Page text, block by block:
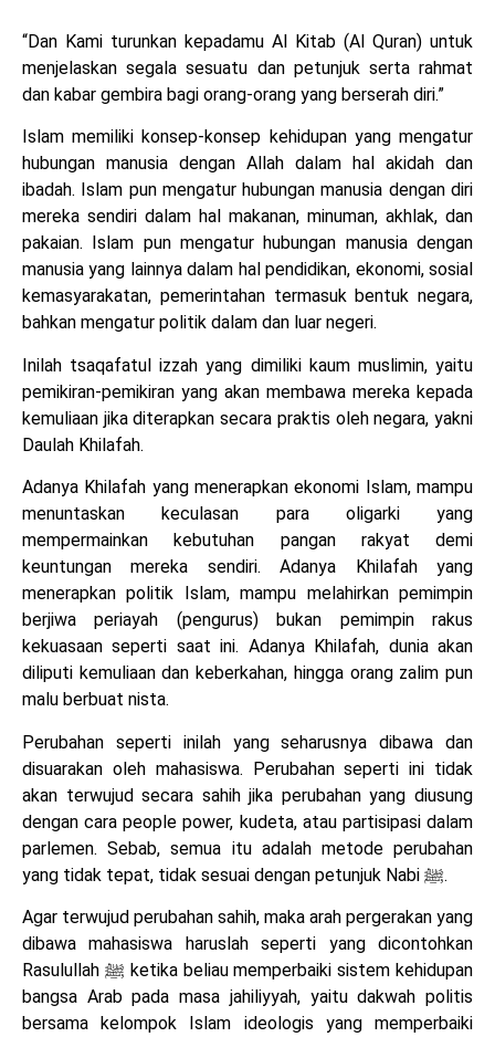
“Dan Kami turunkan kepadamu Al Kitab (Al Quran) untuk
menjelaskan segala sesuatu dan petunjuk serta rahmat
dan kabar gembira bagi orang-orang yang berserah diri.”
Islam memiliki konsep-konsep kehidupan yang mengatur
hubungan manusia dengan Allah dalam hal akidah dan
ibadah. Islam pun mengatur hubungan manusia dengan diri
mereka sendiri dalam hal makanan, minuman, akhlak, dan
pakaian. Islam pun mengatur hubungan manusia dengan
manusia yang lainnya dalam hal pendidikan, ekonomi, sosial
kemasyarakatan, pemerintahan termasuk bentuk negara,
bahkan mengatur politik dalam dan luar negeri.
Inilah tsaqafatul izzah yang dimiliki kaum muslimin, yaitu
pemikiran-pemikiran yang akan membawa mereka kepada
kemuliaan jika diterapkan secara praktis oleh negara, yakni
Daulah Khilafah.
Adanya Khilafah yang menerapkan ekonomi Islam, mampu
menuntaskan keculasan para oligarki yang
mempermainkan kebutuhan pangan rakyat demi
keuntungan mereka sendiri. Adanya Khilafah yang
menerapkan politik Islam, mampu melahirkan pemimpin
berjiwa periayah (pengurus) bukan pemimpin rakus
kekuasaan seperti saat ini. Adanya Khilafah, dunia akan
diliputi kemuliaan dan keberkahan, hingga orang zalim pun
malu berbuat nista.
Perubahan seperti inilah yang seharusnya dibawa dan
disuarakan oleh mahasiswa. Perubahan seperti ini tidak
akan terwujud secara sahih jika perubahan yang diusung
dengan cara people power, kudeta, atau partisipasi dalam
parlemen. Sebab, semua itu adalah metode perubahan
yang tidak tepat, tidak sesuai dengan petunjuk Nabi ﷺ.
Agar terwujud perubahan sahih, maka arah pergerakan yang
dibawa mahasiswa haruslah seperti yang dicontohkan
Rasulullah ﷺ ketika beliau memperbaiki sistem kehidupan
bangsa Arab pada masa jahiliyyah, yaitu dakwah politis
bersama kelompok Islam ideologis yang memperbaiki